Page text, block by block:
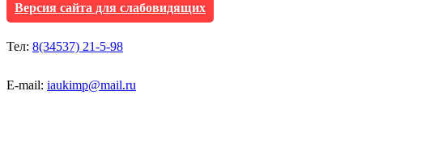
Версия сайта для слабовидящих
Тел: 8(34537) 21-5-98
E-mail: iaukimp@mail.ru